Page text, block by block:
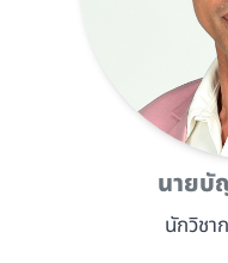
นายบั
นักวิชา